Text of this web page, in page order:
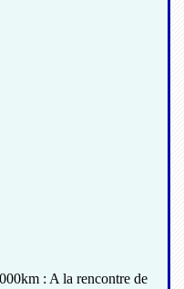
: A la rencontre de